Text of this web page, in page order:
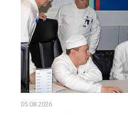
05.08.2026